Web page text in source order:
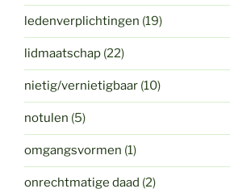
ledenverplichtingen (19)
lidmaatschap (22)
nietig/vernietigbaar (10)
notulen (5)
omgangsvormen (1)
onrechtmatige daad (2)